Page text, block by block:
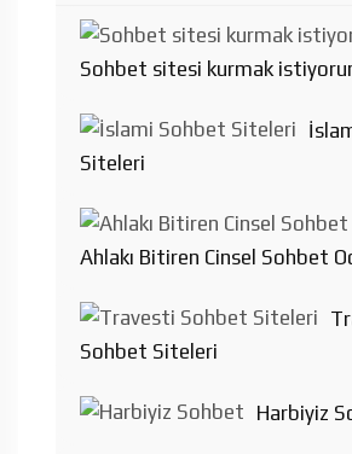
Sohbet sitesi kurmak
Siteleri
Ahlakı Bitiren Cinsel Sohbet
Sohbet Siteleri
Harbiyiz